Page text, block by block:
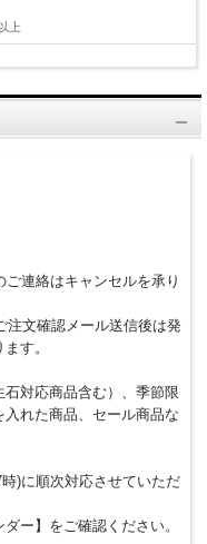
上
ご連絡はキャンセルを承り
文確認メール送信後は発
す。
対応商品含む）、季節限
れた商品、セール商品な
)に順次対応させていただ
ー】をご確認ください。